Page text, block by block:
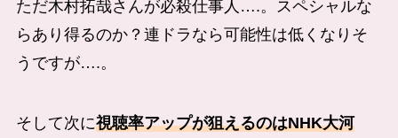
ただ木村拓哉さんが必殺仕事人….。スペシャルな
らあり得るのか？連ドラなら可能性は低くなりそ
うですが….。
そして次に視聴率アップが狙えるのはNHK大河